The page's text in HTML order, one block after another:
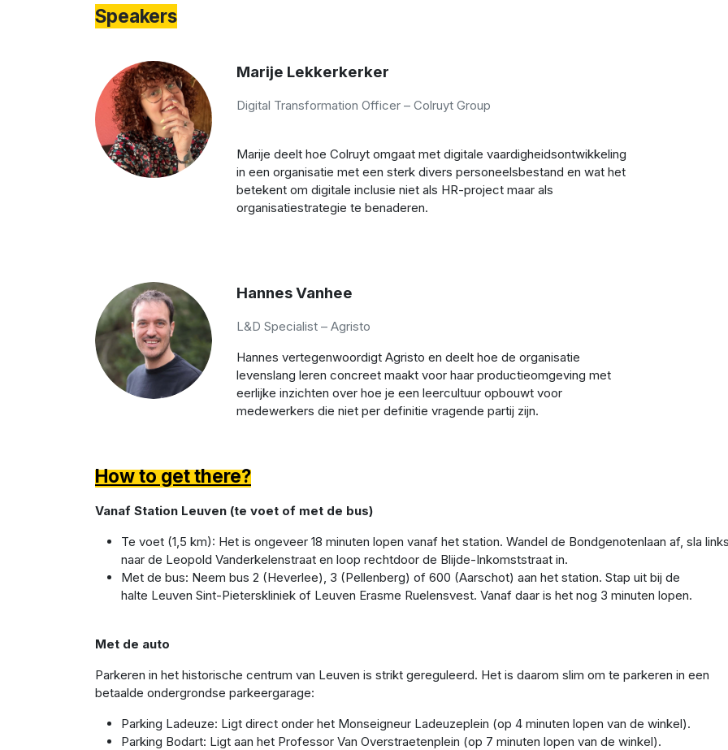
Speakers
Marije Lekkerkerker
Digital Transformation Officer – Colruyt Group
Marije deelt hoe Colruyt omgaat met digitale vaardigheidsontwikkeling
in een organisatie met een sterk divers personeelsbestand en wat het
betekent om digitale inclusie niet als HR-project maar als
organisatiestrategie te benaderen.
Hannes Vanhee
L&D Specialist – Agristo
Hannes vertegenwoordigt Agristo en deelt hoe de organisatie
levenslang leren concreet maakt voor haar productieomgeving met
eerlijke inzichten over hoe je een leercultuur opbouwt voor
medewerkers die niet per definitie vragende partij zijn.
How to get there?
Vanaf Station Leuven (te voet of met de bus)
Te voet (1,5 km): Het is ongeveer 18 minuten lopen vanaf het station. Wandel de Bondgenotenlaan af, sla
naar de Leopold Vanderkelenstraat en loop rechtdoor de Blijde-Inkomststraat in.
Met de bus: Neem bus 2 (Heverlee), 3 (Pellenberg) of 600 (Aarschot) aan het station. Stap uit bij de
halte Leuven Sint-Pieterskliniek of Leuven Erasme Ruelensvest. Vanaf daar is het nog 3 minuten lopen.
Met de auto
Parkeren in het historische centrum van Leuven is strikt gereguleerd. Het is daarom slim om te parkeren in een
betaalde ondergrondse parkeergarage:
Parking Ladeuze: Ligt direct onder het Monseigneur Ladeuzeplein (op 4 minuten lopen van de winkel).
Parking Bodart: Ligt aan het Professor Van Overstraetenplein (op 7 minuten lopen van de winkel).